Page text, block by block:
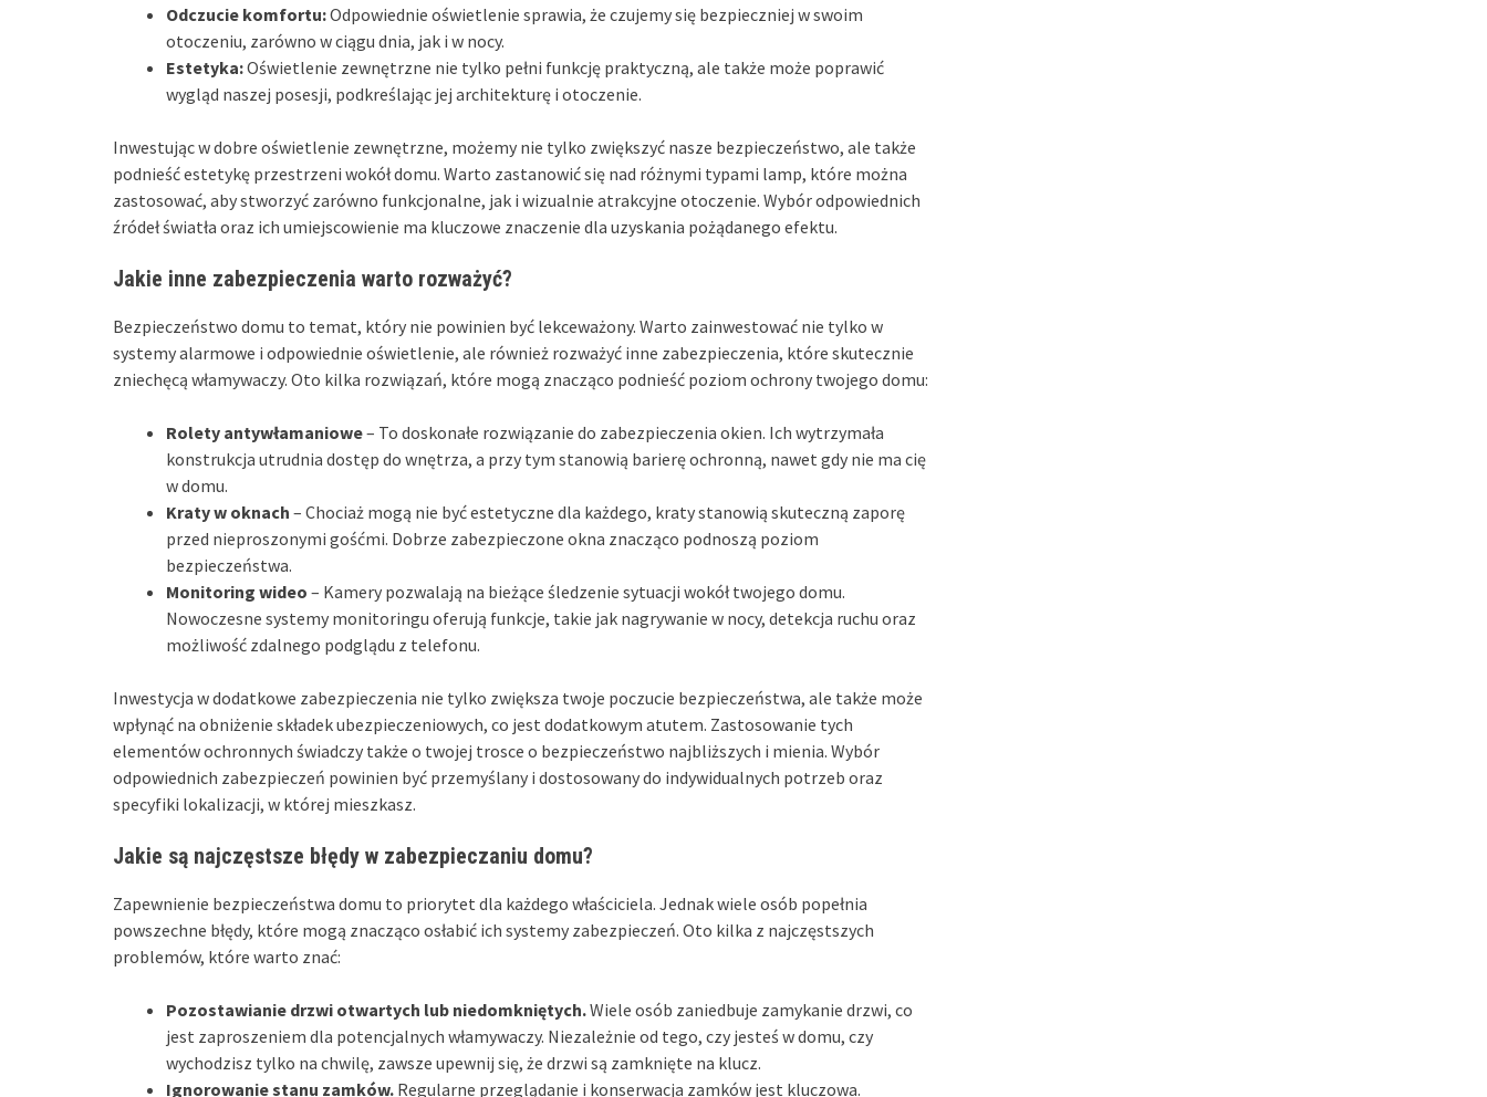
Odczucie komfortu:Odpowiednie oświetlenie sprawia, że czujemy się bezpieczniej w swoim
otoczeniu, zarówno w ciągu dnia, jak i w nocy.
Estetyka:Oświetlenie zewnętrzne nie tylko pełni funkcję praktyczną, ale także może poprawić
wygląd naszej posesji, podkreślając jej architekturę i otoczenie.
Inwestując w dobre oświetlenie zewnętrzne, możemy nie tylko zwiększyć nasze bezpieczeństwo, ale także
podnieść estetykę przestrzeni wokół domu. Warto zastanowić się nad różnymi typami lamp, które można
zastosować, aby stworzyć zarówno funkcjonalne, jak i wizualnie atrakcyjne otoczenie. Wybór odpowiednich
źródeł światła oraz ich umiejscowienie ma kluczowe znaczenie dla uzyskania pożądanego efektu.
Jakie inne zabezpieczenia warto rozważyć?
Bezpieczeństwo domu to temat, który nie powinien być lekceważony. Warto zainwestować nie tylko w
systemy alarmowe i odpowiednie oświetlenie, ale również rozważyć inne zabezpieczenia, które skutecznie
zniechęcą włamywaczy. Oto kilka rozwiązań, które mogą znacząco podnieść poziom ochrony twojego domu:
Rolety antywłamaniowe– To doskonałe rozwiązanie do zabezpieczenia okien. Ich wytrzymała
konstrukcja utrudnia dostęp do wnętrza, a przy tym stanowią barierę ochronną, nawet gdy nie ma cię
w domu.
Kraty w oknach – Chociaż mogą nie być estetyczne dla każdego, kraty stanowią skuteczną zaporę
przed nieproszonymi gośćmi. Dobrze zabezpieczone okna znacząco podnoszą poziom
bezpieczeństwa.
Monitoring wideo – Kamery pozwalają na bieżące śledzenie sytuacji wokół twojego domu.
Nowoczesne systemy monitoringu oferują funkcje, takie jak nagrywanie w nocy, detekcja ruchu oraz
możliwość zdalnego podglądu z telefonu.
Inwestycja w dodatkowe zabezpieczenia nie tylko zwiększa twoje poczucie bezpieczeństwa, ale także może
wpłynąć na obniżenie składek ubezpieczeniowych, co jest dodatkowym atutem. Zastosowanie tych
elementów ochronnych świadczy także o twojej trosce o bezpieczeństwo najbliższych i mienia. Wybór
odpowiednich zabezpieczeń powinien być przemyślany i dostosowany do indywidualnych potrzeb oraz
specyfiki lokalizacji, w której mieszkasz.
Jakie są najczęstsze błędy w zabezpieczaniu domu?
Zapewnienie bezpieczeństwa domu to priorytet dla każdego właściciela. Jednak wiele osób popełnia
powszechne błędy, które mogą znacząco osłabić ich systemy zabezpieczeń. Oto kilka z najczęstszych
problemów, które warto znać:
Pozostawianie drzwi otwartych lub niedomkniętych.Wiele osób zaniedbuje zamykanie drzwi, co
jest zaproszeniem dla potencjalnych włamywaczy. Niezależnie od tego, czy jesteś w domu, czy
wychodzisz tylko na chwilę, zawsze upewnij się, że drzwi są zamknięte na klucz.
Ignorowanie stanu zamków. Regularne przeglądanie i konserwacja zamków jest kluczowa.